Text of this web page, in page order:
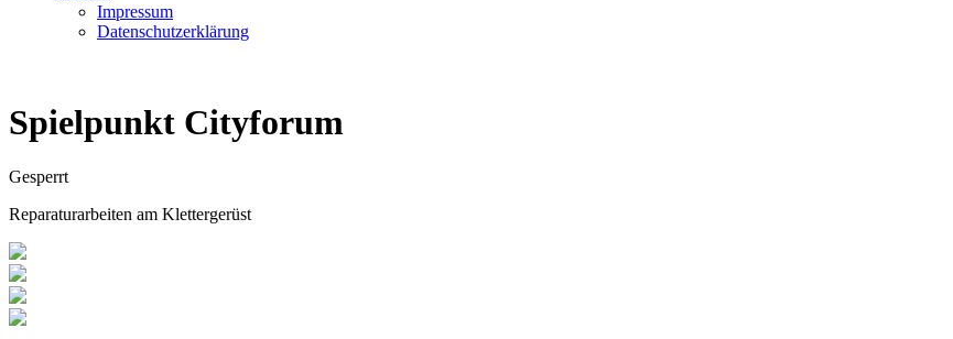
Impressum
Datenschutzerklärung
Spielpunkt Cityforum
Gesperrt
Reparaturarbeiten am Klettergerüst